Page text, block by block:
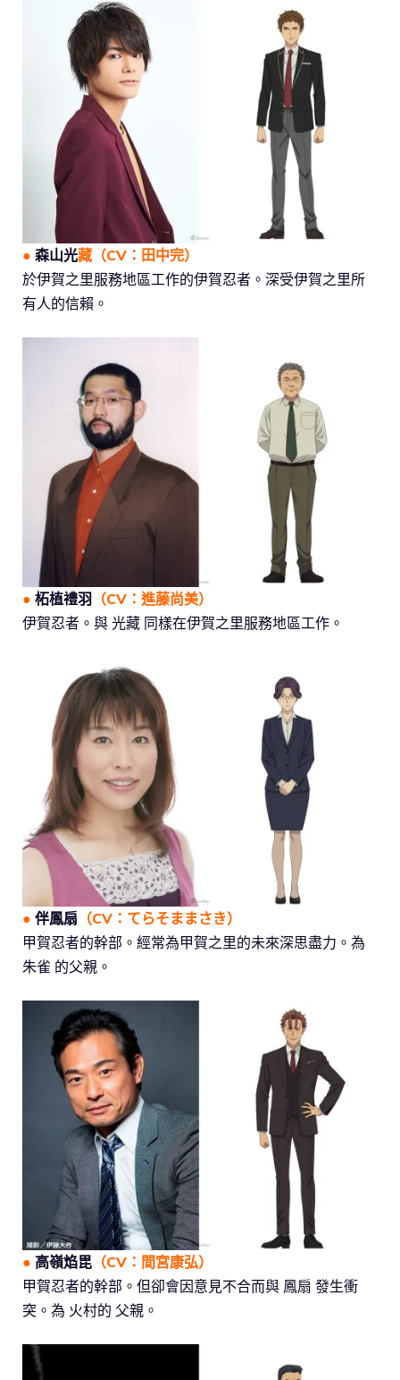
● 森山光藏 （CV： 田中完）
於伊賀之里服務地區工作的伊賀忍者。深受伊賀之里所
有人的信賴。
● 柘植禮羽 （CV： 進藤尚美）
伊賀忍者。與 光藏 同樣在伊賀之里服務地區工作。
● 伴鳳扇 （CV： てらそままさき）
甲賀忍者的幹部。經常為甲賀之里的未來深思盡力。為
朱雀 的父親。
● 高嶺焰毘 （CV： 間宮康弘）
甲賀忍者的幹部。但卻會因意見不合而與 鳳扇 發生衝
突。為 火村的 父親。